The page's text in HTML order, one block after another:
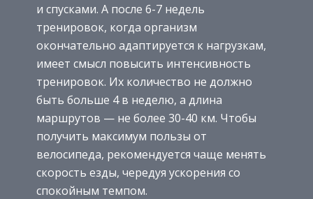
и спусками. А после 6-7 недель
тренировок, когда организм
окончательно адаптируется к нагрузкам,
имеет смысл повысить интенсивность
тренировок. Их количество не должно
быть больше 4 в неделю, а длина
маршрутов — не более 30-40 км. Чтобы
получить максимум пользы от
велосипеда, рекомендуется чаще менять
скорость езды, чередуя ускорения со
спокойным темпом.